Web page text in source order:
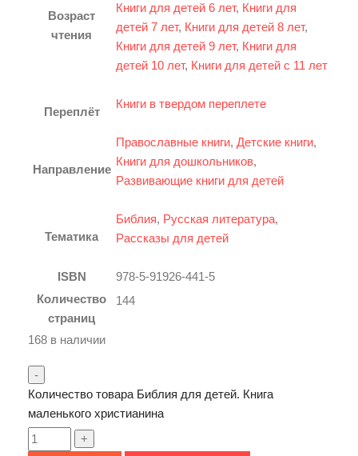
Нажмите, чтобы увеличить
Возраст
чтения
Книги для детей 6 лет, Книги для
детей 7 лет, Книги для детей 8 лет,
Книги для детей 9 лет, Книги для
детей 10 лет, Книги для детей с 11 лет
Переплёт
Книги в твердом переплете
Направление
Православные книги, Детские книги,
Книги для дошкольников,
Развивающие книги для детей
Тематика
Библия, Русская литература,
Рассказы для детей
ISBN
978-5-91926-441-5
Количество
страниц
144
168 в наличии
Количество товара Библия для детей. Книга
маленького христианина